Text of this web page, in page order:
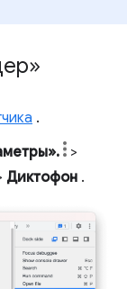
.
>
Диктофон .